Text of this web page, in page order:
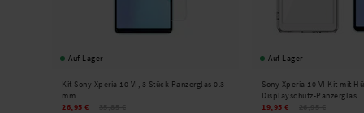
Auf Lager
Kit Sony Xperia 10 VI, 3 Stück Panzerglas 0.3
mm
26,95 €
Auf Lager
Sony Xperia 10 VI Kit mit
Displayschutz-Panzerglas
19,95 €